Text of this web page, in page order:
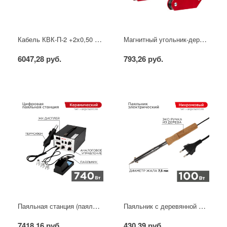
Кабель КВК-П-2 +2x0,50 мм² (Cu/CCA) (96) черный, 200 м, PROconnect
6047,28 руб.
Магнитный угольник-держатель для сварки набор 4 шт. на 4 кг REXANT
793,26 руб.
Паяльная станция (паяльник + фен), модель R852AD+, 100-500°C, LED дисплей REXANT Паяльник с деревянной ручкой, серия WOOD, 100Вт, 230В, блистер PROconnect